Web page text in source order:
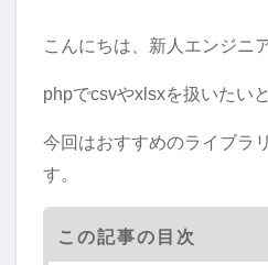
こんにちは、新人エンジニ
phpでcsvやxlsxを扱いたい
今回はおすすめのライブラリ
す。
この記事の目次